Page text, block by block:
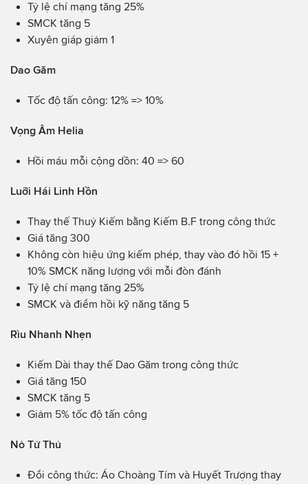
Tỷ lệ chí mạng tăng 25%
SMCK tăng 5
Xuyên giáp giảm 1
Dao Găm
Tốc độ tấn công: 12% => 10%
Vọng Âm Helia
Hồi máu mỗi cộng dồn: 40 => 60
Luỡi Hái Linh Hồn
Thay thế Thuỷ Kiếm bằng Kiếm B.F trong công thức
Giá tăng 300
Không còn hiệu ứng kiếm phép, thay vào đó hồi 15 +
10% SMCK năng lượng với mỗi đòn đánh
Tỷ lệ chí mạng tăng 25%
SMCK và điểm hồi kỹ năng tăng 5
Rìu Nhanh Nhẹn
Kiếm Dài thay thế Dao Găm trong công thức
Giá tăng 150
SMCK tăng 5
Giảm 5% tốc độ tấn công
Nỏ Tử Thủ
Đổi công thức: Áo Choàng Tím và Huyết Trượng thay